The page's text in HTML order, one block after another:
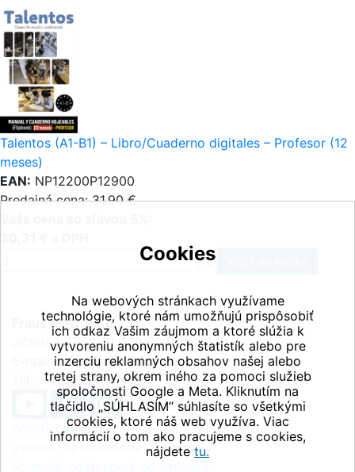
Talentos (A1-B1) – Libro/Cuaderno digitales – Profesor (12
meses)
EAN: NP12200P12900
Predajná cena: 31,90 €
ks
Fraus Klett, s.r.o.
Jičínská 2348/10, 130 00 Praha 3
E-mail:info@fraus-klett.cz
Tel.: +420 233 084 111
Whistleblowing
Všeobecné obchodné podmienky
Cookies
Na webových stránkach využívame
technológie, ktoré nám umožňujú prispôsobiť
ich odkaz Vašim záujmom a ktoré slúžia k
vytvoreniu anonymných štatistík alebo pre
inzerciu reklamných obsahov našej alebo
tretej strany, okrem iného za pomoci služieb
spoločnosti Google a Meta. Kliknutím na
tlačidlo „SÚHLASÍM“ súhlasíte so všetkými
cookies, ktoré náš web využíva. Viac
informácií o tom ako pracujeme s cookies,
nájdete tu.